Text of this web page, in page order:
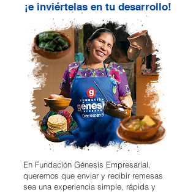
¡e inviértelas en tu desarrollo!
En Fundación Génesis Empresarial,
queremos que enviar y recibir remesas
sea una experiencia simple, rápida y